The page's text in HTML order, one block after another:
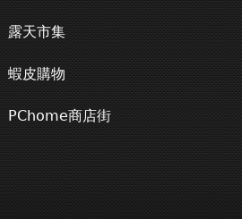
露天市集
蝦皮購物
PChome商店街